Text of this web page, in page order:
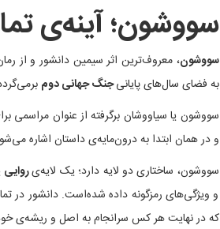
سووشون؛ آینه‌ی
سووشون
به فضای سال‌های پایانیجنگ جهانی دوم
سووشون یا سیاووشان برگرفته از عنوان
و در همان ابتدا به درون‌مایه‌ی داستان اشاره
سووشون، ساختاری دو لایه دارد؛ یک لایه‌یروایی
و ویژگی‌های رمزگونه داده شده‌است. دانشور در
که در نهایت هر کس سرانجام به اصل و ریشه‌ی